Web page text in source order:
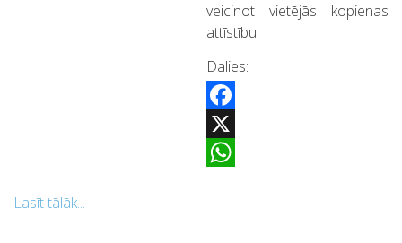
veicinot vietējās kopienas
attīstību.
Dalies:
Facebook
X
Lasīt tālāk...